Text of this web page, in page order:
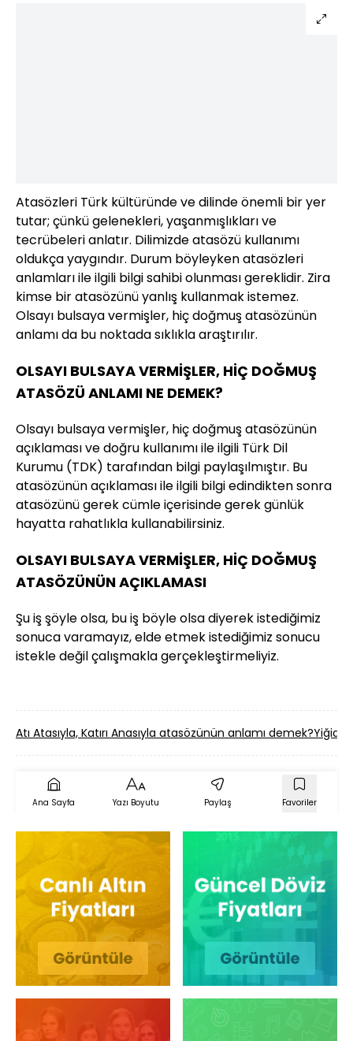
Atasözleri Türk kültüründe ve dilinde önemli bir yer
tutar; çünkü gelenekleri, yaşanmışlıkları ve
tecrübeleri anlatır. Dilimizde atasözü kullanımı
oldukça yaygındır. Durum böyleyken atasözleri
anlamları ile ilgili bilgi sahibi olunması gereklidir. Zira
kimse bir atasözünü yanlış kullanmak istemez.
Olsayı bulsaya vermişler, hiç doğmuş atasözünün
anlamı da bu noktada sıklıkla araştırılır.
OLSAYI BULSAYA VERMİŞLER, HİÇ DOĞMUŞ
ATASÖZÜ ANLAMI NE DEMEK?
Olsayı bulsaya vermişler, hiç doğmuş atasözünün
açıklaması ve doğru kullanımı ile ilgili Türk Dil
Kurumu (TDK) tarafından bilgi paylaşılmıştır. Bu
atasözünün açıklaması ile ilgili bilgi edindikten sonra
atasözünü gerek cümle içerisinde gerek günlük
hayatta rahatlıkla kullanabilirsiniz.
OLSAYI BULSAYA VERMİŞLER, HİÇ DOĞMUŞ
ATASÖZÜNÜN AÇIKLAMASI
Şu iş şöyle olsa, bu iş böyle olsa diyerek istediğimiz
sonuca varamayız, elde etmek istediğimiz sonucu
istekle değil çalışmakla gerçekleştirmeliyiz.
Atı Atasıyla, Katırı Anasıyla atasözünün anlamı demek?Yiğidin
Ana Sayfa Yazı Boyutu Paylaş Favoriler